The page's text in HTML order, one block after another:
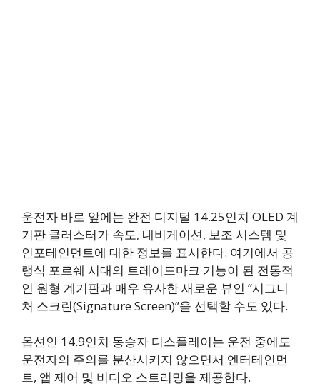
운전자 바로 앞에는 완전 디지털 14.25인치 OLED 계
기판 클러스터가 속도, 내비게이션, 보조 시스템 및
인포테인먼트에 대한 정보를 표시한다. 여기에서 공
랭식 포르쉐 시대의 트레이드마크 기능이 된 전통적
인 원형 계기판과 매우 유사한 새로운 뷰인 “시그니
처 스크린(Signature Screen)”을 선택할 수도 있다.
옵션인 14.9인치 동승자 디스플레이는 운전 중에도
운전자의 주의를 분산시키지 않으면서 엔터테인먼
트, 앱 제어 및 비디오 스트리밍을 제공한다.